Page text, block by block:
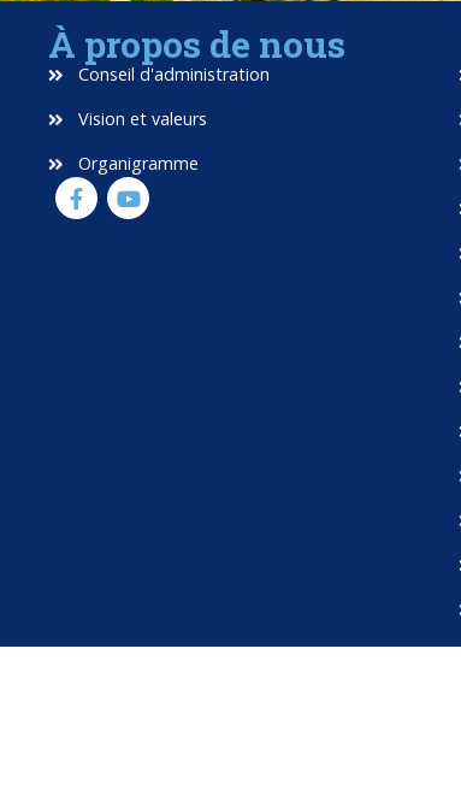
À propos de nous
Conseil d'administration
Vision et valeurs
Organigramme